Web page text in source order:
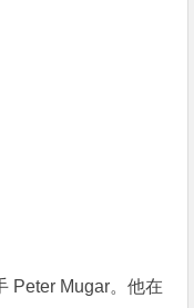
Peter Mugar。他在